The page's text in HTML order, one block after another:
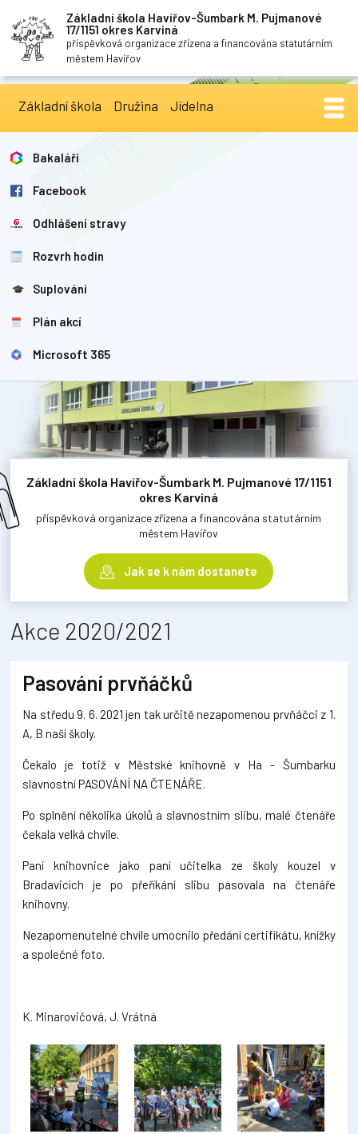
Základní škola Havířov-Šumbark M. Pujmanové
17/1151 okres Karviná
příspěvková organizace zřízena a financována statutárním
městem Havířov
Základní škola Družina Jídelna
Bakaláři
Facebook
Odhlášení stravy
Rozvrh hodin
Suplování
Plán akcí
Microsoft 365
Základní škola Havířov-Šumbark M. Pujmanové 17/1151
okres Karviná
příspěvková organizace zřízena a financována statutárním
městem Havířov
Jak se k nám dostanete
Akce 2020/2021
Pasování prvňáčků
Na středu 9. 6. 2021 jen tak určitě nezapomenou prvňáčci z 1.
A, B naší školy.
Čekalo je totiž v Městské knihovně v Ha - Šumbarku
slavnostní PASOVÁNÍ NA ČTENÁŘE.
Po splnění několika úkolů a slavnostním slibu, malé čtenáře
čekala velká chvíle.
Paní knihovnice jako paní učitelka ze školy kouzel v
Bradavicích je po přeříkání slibu pasovala na čtenáře
knihovny.
Nezapomenutelné chvíle umocnilo předání certifikátu, knížky
a společné foto.
K. Minarovičová, J. Vrátná